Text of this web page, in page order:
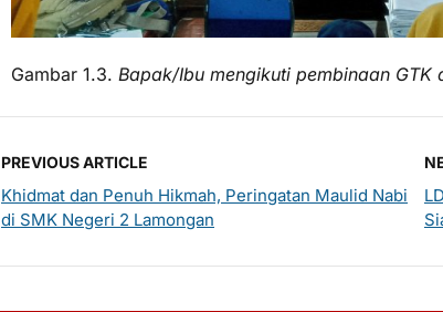
Gambar 1.3. Bapak/Ibu mengikuti pembinaan GTK
PREVIOUS ARTICLE
Khidmat dan Penuh Hikmah, Peringatan Maulid Nabi
di SMK Negeri 2 Lamongan